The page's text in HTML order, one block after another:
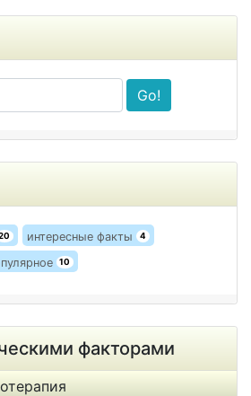
Go!
интересные факты 4
10
факторами